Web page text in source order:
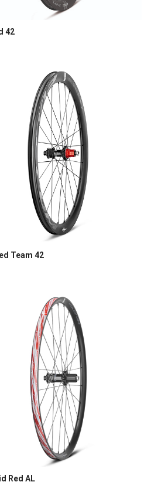
42
Team 42
Red AL